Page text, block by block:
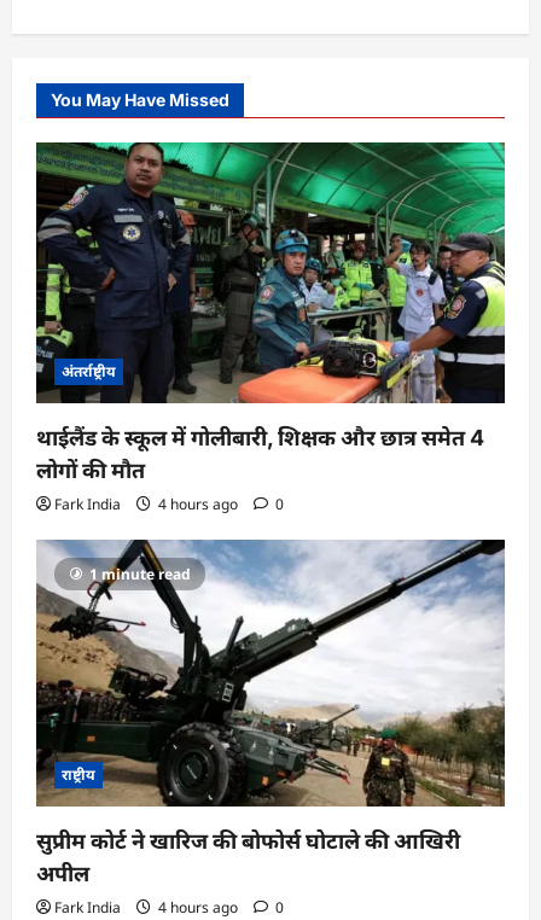
You May Have Missed
अंतर्राष्ट्रीय
थाईलैंड के स्कूल में गोलीबारी, शिक्षक और छात्र समेत 4
लोगों की मौत
Fark India 4 hours ago 0
1 minute read
राष्ट्रीय
सुप्रीम कोर्ट ने खारिज की बोफोर्स घोटाले की आखिरी
अपील
Fark India 4 hours ago 0